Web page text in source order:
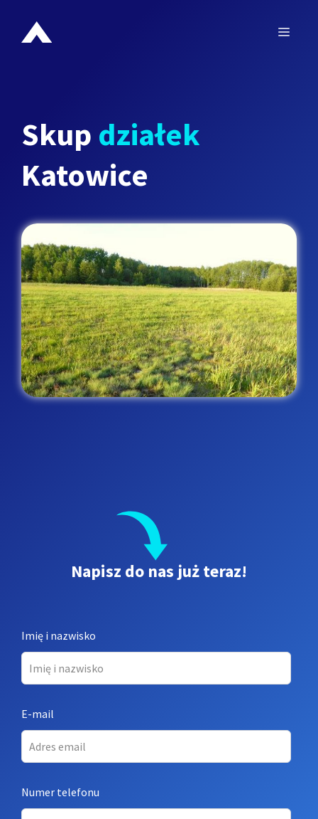
Skup działek
Katowice
Napisz do nas już teraz!
Leave
this
field
Imię i nazwisko
E-mail
Numer telefonu